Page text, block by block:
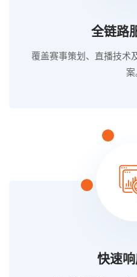
全链路
覆盖赛事策划、直播技术
案
快速